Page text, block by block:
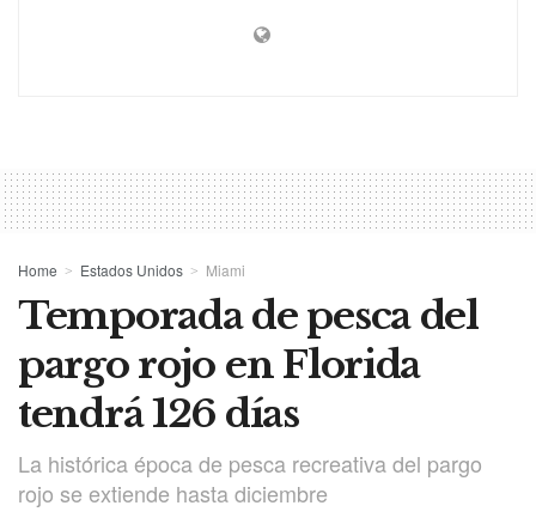
Home Estados Unidos Miami
Temporada de pesca del
pargo rojo en Florida
tendrá 126 días
La histórica época de pesca recreativa del pargo
rojo se extiende hasta diciembre